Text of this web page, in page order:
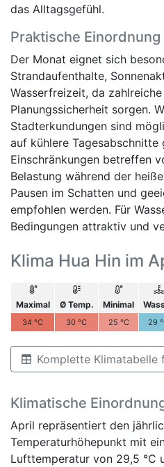
das Alltagsgefühl.
Praktische Einordnung
Der Monat eignet sich
Strandaufenthalte,
Wasserfreizeit, da
Planungssicherheit sorgen.
Stadterkundungen sind
auf kühlere Tagesabschnitte
Einschränkungen betreffen
Belastung während der
Pausen im Schatten und
empfohlen werden. Für
Bedingungen attraktiv und
Klima Hua Hin im
Maximal Ø Temp. Minimal
34 °C 30 °C 25 °C 29
Komplette Klimatabelle
Klimatische
April repräsentiert den
Temperaturhöhepunkt mit
Lufttemperatur von 29,5 °C